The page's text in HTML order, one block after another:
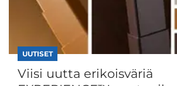
UUTISET
Viisi uutta erikoisväriä